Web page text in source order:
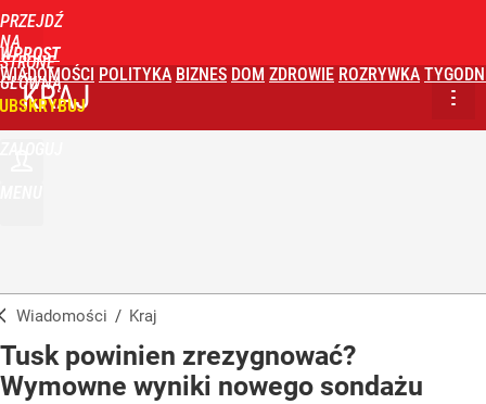
PRZEJDŹ
NA
STRONĘ
GŁÓWNĄ
WPROST
WIADOMOŚCI POLITYKA BIZNES DOM ZDROWIE ROZRYWKA
KRAJ
Wiadomości / Kraj
Tusk powinien zrezygnować?
Wymowne wyniki nowego sondażu